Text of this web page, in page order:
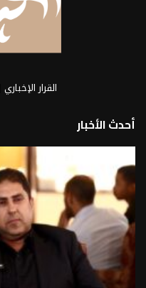
القرار الإخباري
أحدث الأخبار